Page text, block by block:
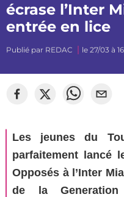
écrase l’Inter
entrée en lice
Publié par REDAC le 27/03 à
Les jeunes du
parfaitement lancé
Opposés à l’Inter
de la